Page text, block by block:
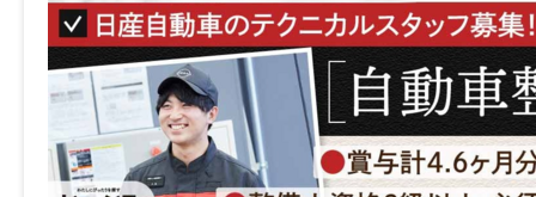
賞与
年2回（業務実績による）
年間休日
100日